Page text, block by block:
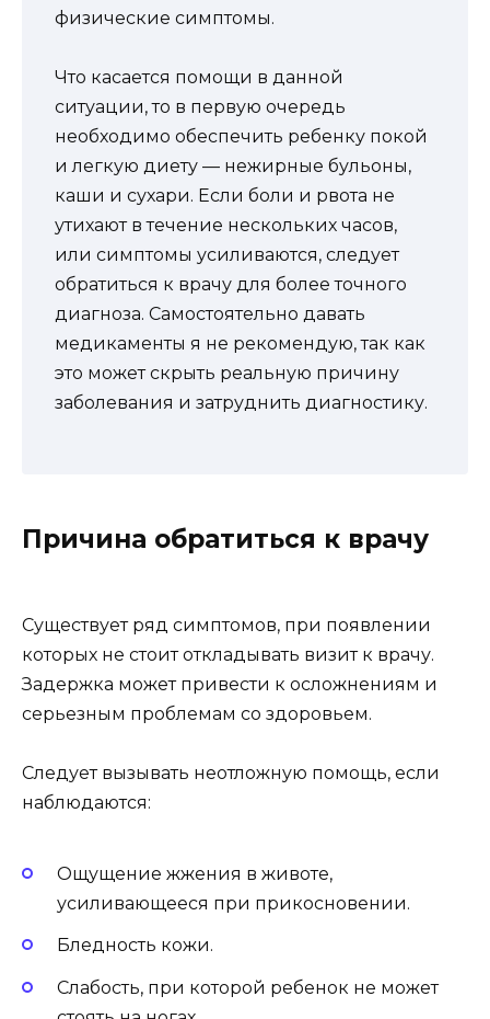
физические симптомы.
Что касается помощи в данной
ситуации, то в первую очередь
необходимо обеспечить ребенку покой
и легкую диету — нежирные бульоны,
каши и сухари. Если боли и рвота не
утихают в течение нескольких часов,
или симптомы усиливаются, следует
обратиться к врачу для более точного
диагноза. Самостоятельно давать
медикаменты я не рекомендую, так как
это может скрыть реальную причину
заболевания и затруднить диагностику.
Причина обратиться к врачу
Существует ряд симптомов, при появлении
которых не стоит откладывать визит к врачу.
Задержка может привести к осложнениям и
серьезным проблемам со здоровьем.
Следует вызывать неотложную помощь, если
наблюдаются:
Ощущение жжения в животе,
усиливающееся при прикосновении.
Бледность кожи.
Слабость, при которой ребенок не может